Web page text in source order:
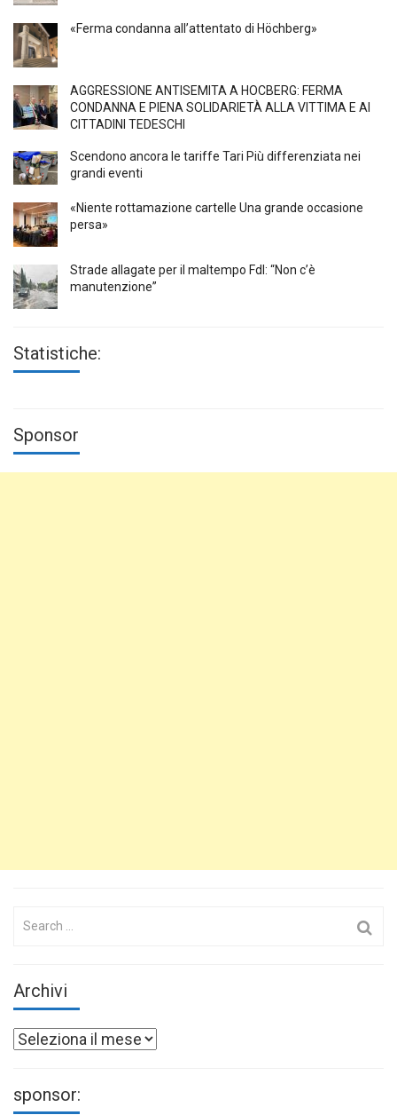
«Ferma condanna all’attentato di Höchberg»
AGGRESSIONE ANTISEMITA A HÖCBERG: FERMA
CONDANNA E PIENA SOLIDARIETÀ ALLA VITTIMA E AI
CITTADINI TEDESCHI
Scendono ancora le tariffe Tari Più differenziata nei
grandi eventi
«Niente rottamazione cartelle Una grande occasione
persa»
Strade allagate per il maltempo FdI: “Non c’è
manutenzione”
Statistiche:
Sponsor
Search
Archivi
Archivi
sponsor: